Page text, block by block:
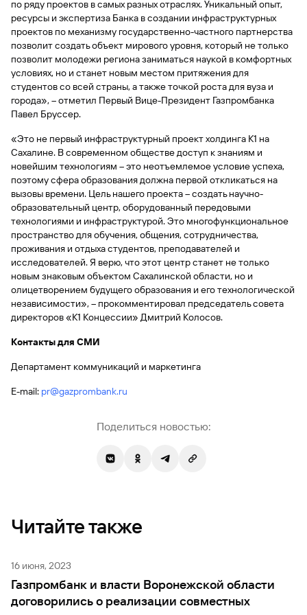
специальные
предложения
Газпром
Бонус
«Плюс»
Информация
держателей
карт
Дополнительная
карта-стикер
Банки-
партнеры
Gazprom
Pay
Федеральный
ФЗ
Как не
попасться
онлайн
Оператор
электронных
денежных
средств
полезно
задаваемые
вопросы
Калькулятор
вкладов
Быстрый
поиск
по
сайту
Вклады
Отчет о
кредитной
истории
Кредитный
помощник
поиск
по
сайту
Вклады
Открыть
брокерский
счет
Брокерское
обслуживание
Инвестиционные
доверительного
управления
Налоговый
вычет
Быстрый
поиск
по
сайту
Вклады
Отчет о
кредитной
истории
Станьте
партнером
поиск
по
сайту
Вклады
Кредитный
рейтинг
Отчет о
кредитной
истории
Станьте
партнером
Партнерам
Информация
для
партнеров
Быстрый
поиск
по
сайту
Gazprom
Pay
Интернет-
банк
Мобильное
приложение
GPB-
i-
Trade
GorodPay
Открыть
брокерский
счет
Брокер-
сервисы
валют и
металлов
Быстрый
поиск
по
Отделения
банка
Банкоматы
инкассация
с Moniron
Онлайн-
касса 3 в 1 с
эквайрингом
Может
полезно
115-ФЗ
для
малого
бизнеса
115-ФЗ
для
среднего
бизнеса
Офисы
обслуживания
лиц
Документы
для
Вклады
сервисы
«Копии
документов»
и «Справки»
Быстрый
поиск
по
Вклады
Курсы
валют
оплата
таможенных
платежей
Быстрый
поиск
по
сайту
Вклады
по
сайту
Вклады
сайту
Вклады
по ряду проектов в самых разных отраслях. Уникальный опыт,
ресурсы и экспертиза Банка в создании инфраструктурных
проектов по механизму государственно-частного партнерства
позволит создать объект мирового уровня, который не только
позволит молодежи региона заниматься наукой в комфортных
условиях, но и станет новым местом притяжения для
студентов со всей страны, а также точкой роста для вуза и
города», – отметил Первый Вице-Президент Газпромбанка
Павел Бруссер.
«Это не первый инфраструктурный проект холдинга К1 на
Сахалине. В современном обществе доступ к знаниям и
новейшим технологиям – это неотъемлемое условие успеха,
поэтому сфера образования должна первой откликаться на
вызовы времени. Цель нашего проекта – создать научно-
образовательный центр, оборудованный передовыми
технологиями и инфраструктурой. Это многофункциональное
пространство для обучения, общения, сотрудничества,
проживания и отдыха студентов, преподавателей и
исследователей. Я верю, что этот центр станет не только
новым знаковым объектом Сахалинской области, но и
олицетворением будущего образования и его технологической
независимости», – прокомментировал председатель совета
директоров «К1 Концессии» Дмитрий Колосов.
Контакты для СМИ
Департамент коммуникаций и маркетинга
E-mail: pr@gazprombank.ru
Поделиться новостью:
Читайте также
16 июня, 2023
Газпромбанк и власти Воронежской области
договорились о реализации совместных